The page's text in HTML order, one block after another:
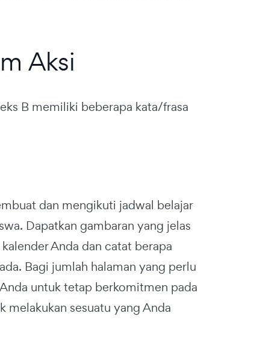
Aksi
B memiliki beberapa kata/frasa
dan mengikuti jadwal belajar
Dapatkan gambaran yang jelas
Anda dan catat berapa
Bagi jumlah halaman yang perlu
untuk tetap berkomitmen pada
melakukan sesuatu yang Anda